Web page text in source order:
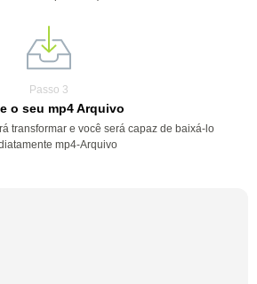
Passo 3
o seu mp4 Arquivo
transformar e você será capaz de baixá-lo
mp4-Arquivo